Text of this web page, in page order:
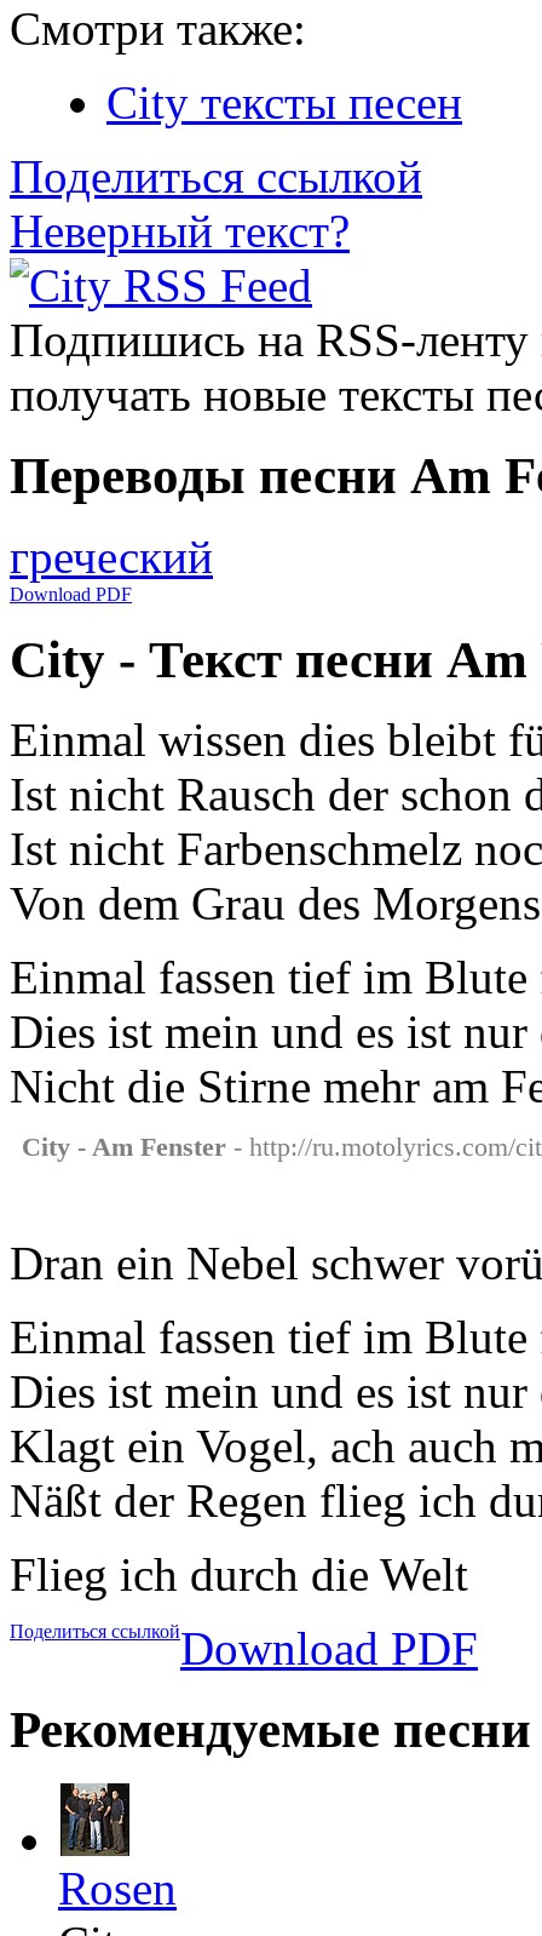
Смотри также:
City тексты песен
Поделиться ссылкой
Неверный текст?
Подпишись на RSS-
получать новые тексты
Переводы песни Am
греческий
Download PDF
City - Текст песни Am
Einmal wissen dies bleibt
Ist nicht Rausch der schon
Ist nicht Farbenschmelz
Von dem Grau des
Einmal fassen tief im
Dies ist mein und es ist
Nicht die Stirne mehr am
City - Am Fenster - http://ru.motolyrics.com/
Dran ein Nebel schwer
Einmal fassen tief im
Dies ist mein und es ist
Klagt ein Vogel, ach auch
Näßt der Regen flieg ich
Flieg ich durch die Welt
Поделиться ссылкойDownload PDF
Рекомендуемые песни
Rosen